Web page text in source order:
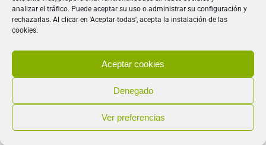
analizar el tráfico. Puede aceptar su uso o administrar su configuración y
rechazarlas. Al clicar en 'Aceptar todas', acepta la instalación de las
cookies.
Aceptar cookies
Denegado
Ver preferencias
Política de Privacidad|Política de Seguridad|Política
de Cookies|Condiciones de uso